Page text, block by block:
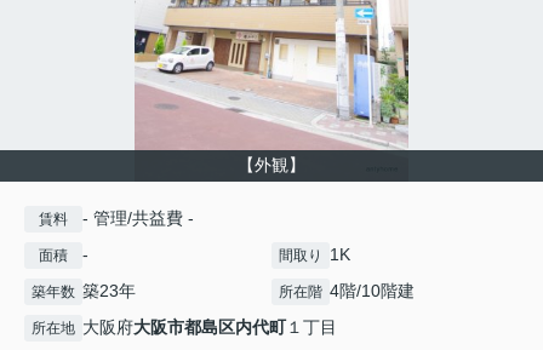
【外観】
賃料 - 管理/共益費 -
面積 - 間取り 1K
築年数 築23年 所在階 4階/10階建
所在地 大阪府大阪市都島区内代町１丁目